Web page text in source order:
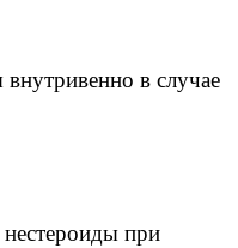
в случае
при